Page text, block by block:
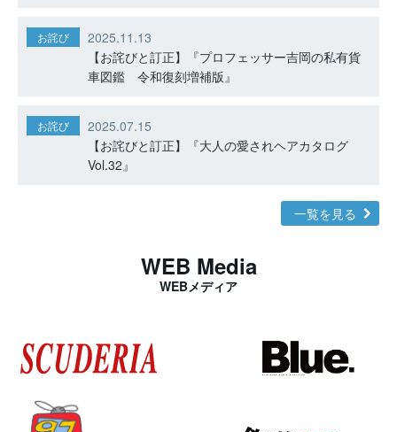
お詫び
2025.11.13
【お詫びと訂正】『プロフェッサー吉岡の私有貨
車図鑑 令和復刻増補版』
お詫び
2025.07.15
【お詫びと訂正】『大人の愛されヘアカタログ
Vol.32』
一覧を見る
WEB Media
WEBメディア